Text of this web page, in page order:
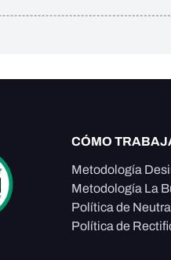
CÓMO
Metodología
Metodología La
Política de
Política de